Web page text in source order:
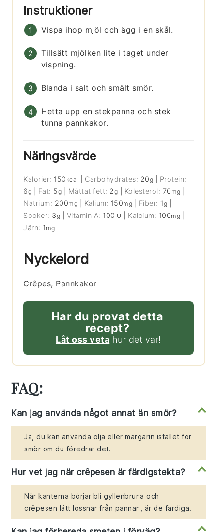
Instruktioner
Vispa ihop mjöl och ägg i en skål.
Tillsätt mjölken lite i taget under
vispning.
Blanda i salt och smält smör.
Hetta upp en stekpanna och stek
tunna pannkakor.
Näringsvärde
Kalorier: 150 kcal Carbohydrates: 20g
Protein:
6g Fat: 5g Mättat fett: 2g Kolesterol: 70 mg
Natrium: 200mg Kalium: 150mg Fiber: 1g
Socker: 3g Vitamin A: 100 IU Kalcium: 100mg
Järn: 1 mg
Nyckelord
Crêpes, Pannkakor
Har du provat detta
recept?
Låt oss veta hur det var!
FAQ:
Kan jag använda något annat än smör?
Ja, du kan använda olja eller margarin istället för
smör om du föredrar det.
Hur vet jag när crêpesen är färdigstekta?
När kanterna börjar bli gyllenbruna och
crêpesen lätt lossnar från pannan, är de färdiga.